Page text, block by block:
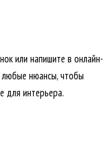
или напишите в онлайн-
любые нюансы, чтобы
для интерьера.